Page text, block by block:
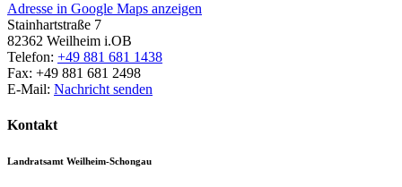
Adresse in Google Maps anzeigen
Stainhartstraße 7
82362 Weilheim i.OB
Telefon: +49 881 681 1438
Fax: +49 881 681 2498
E-Mail: Nachricht senden
Kontakt
Landratsamt Weilheim-Schongau